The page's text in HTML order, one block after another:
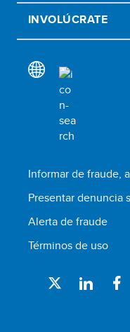
INVOLÚCRATE
Informar de fraude,
Presentar denuncia
Alerta de fraude
Términos de uso